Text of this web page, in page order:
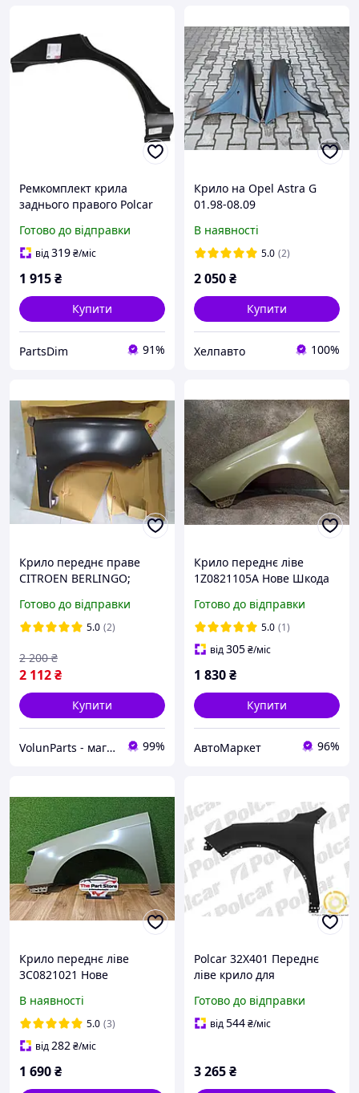
Ремкомплект крила
заднього правого Polcar
Якісне відновлення
кузова 1991 2002
Готово до відправки
від319₴/міс
1 915₴
Купити
PartsDim 91%
Крило на Opel Astra G
01.98-08.09
В наявності
5.0 (2)
2 050₴
Купити
Хелпавто 100%
Крило переднє праве
CITROEN BERLINGO;
10.08 (POLCAR 2351021)
7841Y6, 7841Q1
Готово до відправки
5.0 (2)
2 112₴
2 200 ₴
Купити
VolunParts - магазин автозапчастин 99%
Крило переднє ліве
1Z0821105A Нове Шкода
A5 2004-2008 ДОРЕСТ004-
2008 ДОРЕСТ
Готово до відправки
5.0 (1)
від305₴/міс
1 830₴
Купити
АвтоМаркет 96%
Крило переднє ліве
3C0821021 Нове
Volkswagen Passat B6
2005-2010
В наявності
5.0 (3)
від282₴/міс
1 690₴
Polcar 32X401 Переднє
ліве крило для
автомобіля
Готово до відправки
від544₴/міс
3 265₴